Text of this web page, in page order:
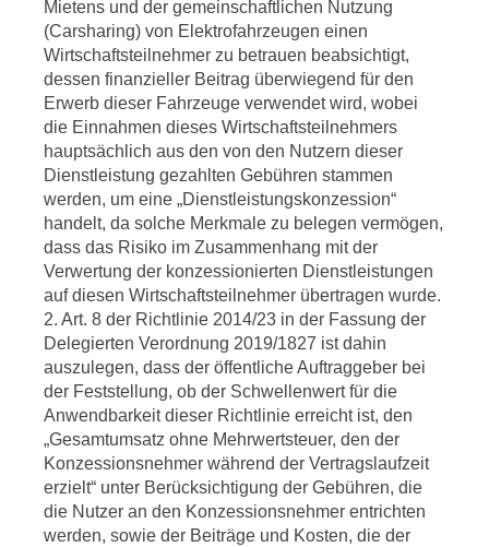
Mietens und der gemeinschaftlichen Nutzung
(Carsharing) von Elektrofahrzeugen einen
Wirtschaftsteilnehmer zu betrauen beabsichtigt,
dessen finanzieller Beitrag überwiegend für den
Erwerb dieser Fahrzeuge verwendet wird, wobei
die Einnahmen dieses Wirtschaftsteilnehmers
hauptsächlich aus den von den Nutzern dieser
Dienstleistung gezahlten Gebühren stammen
werden, um eine „Dienstleistungskonzession“
handelt, da solche Merkmale zu belegen vermögen,
dass das Risiko im Zusammenhang mit der
Verwertung der konzessionierten Dienstleistungen
auf diesen Wirtschaftsteilnehmer übertragen wurde.
2. Art. 8 der Richtlinie 2014/23 in der Fassung der
Delegierten Verordnung 2019/1827 ist dahin
auszulegen, dass der öffentliche Auftraggeber bei
der Feststellung, ob der Schwellenwert für die
Anwendbarkeit dieser Richtlinie erreicht ist, den
„Gesamtumsatz ohne Mehrwertsteuer, den der
Konzessionsnehmer während der Vertragslaufzeit
erzielt“ unter Berücksichtigung der Gebühren, die
die Nutzer an den Konzessionsnehmer entrichten
werden, sowie der Beiträge und Kosten, die der